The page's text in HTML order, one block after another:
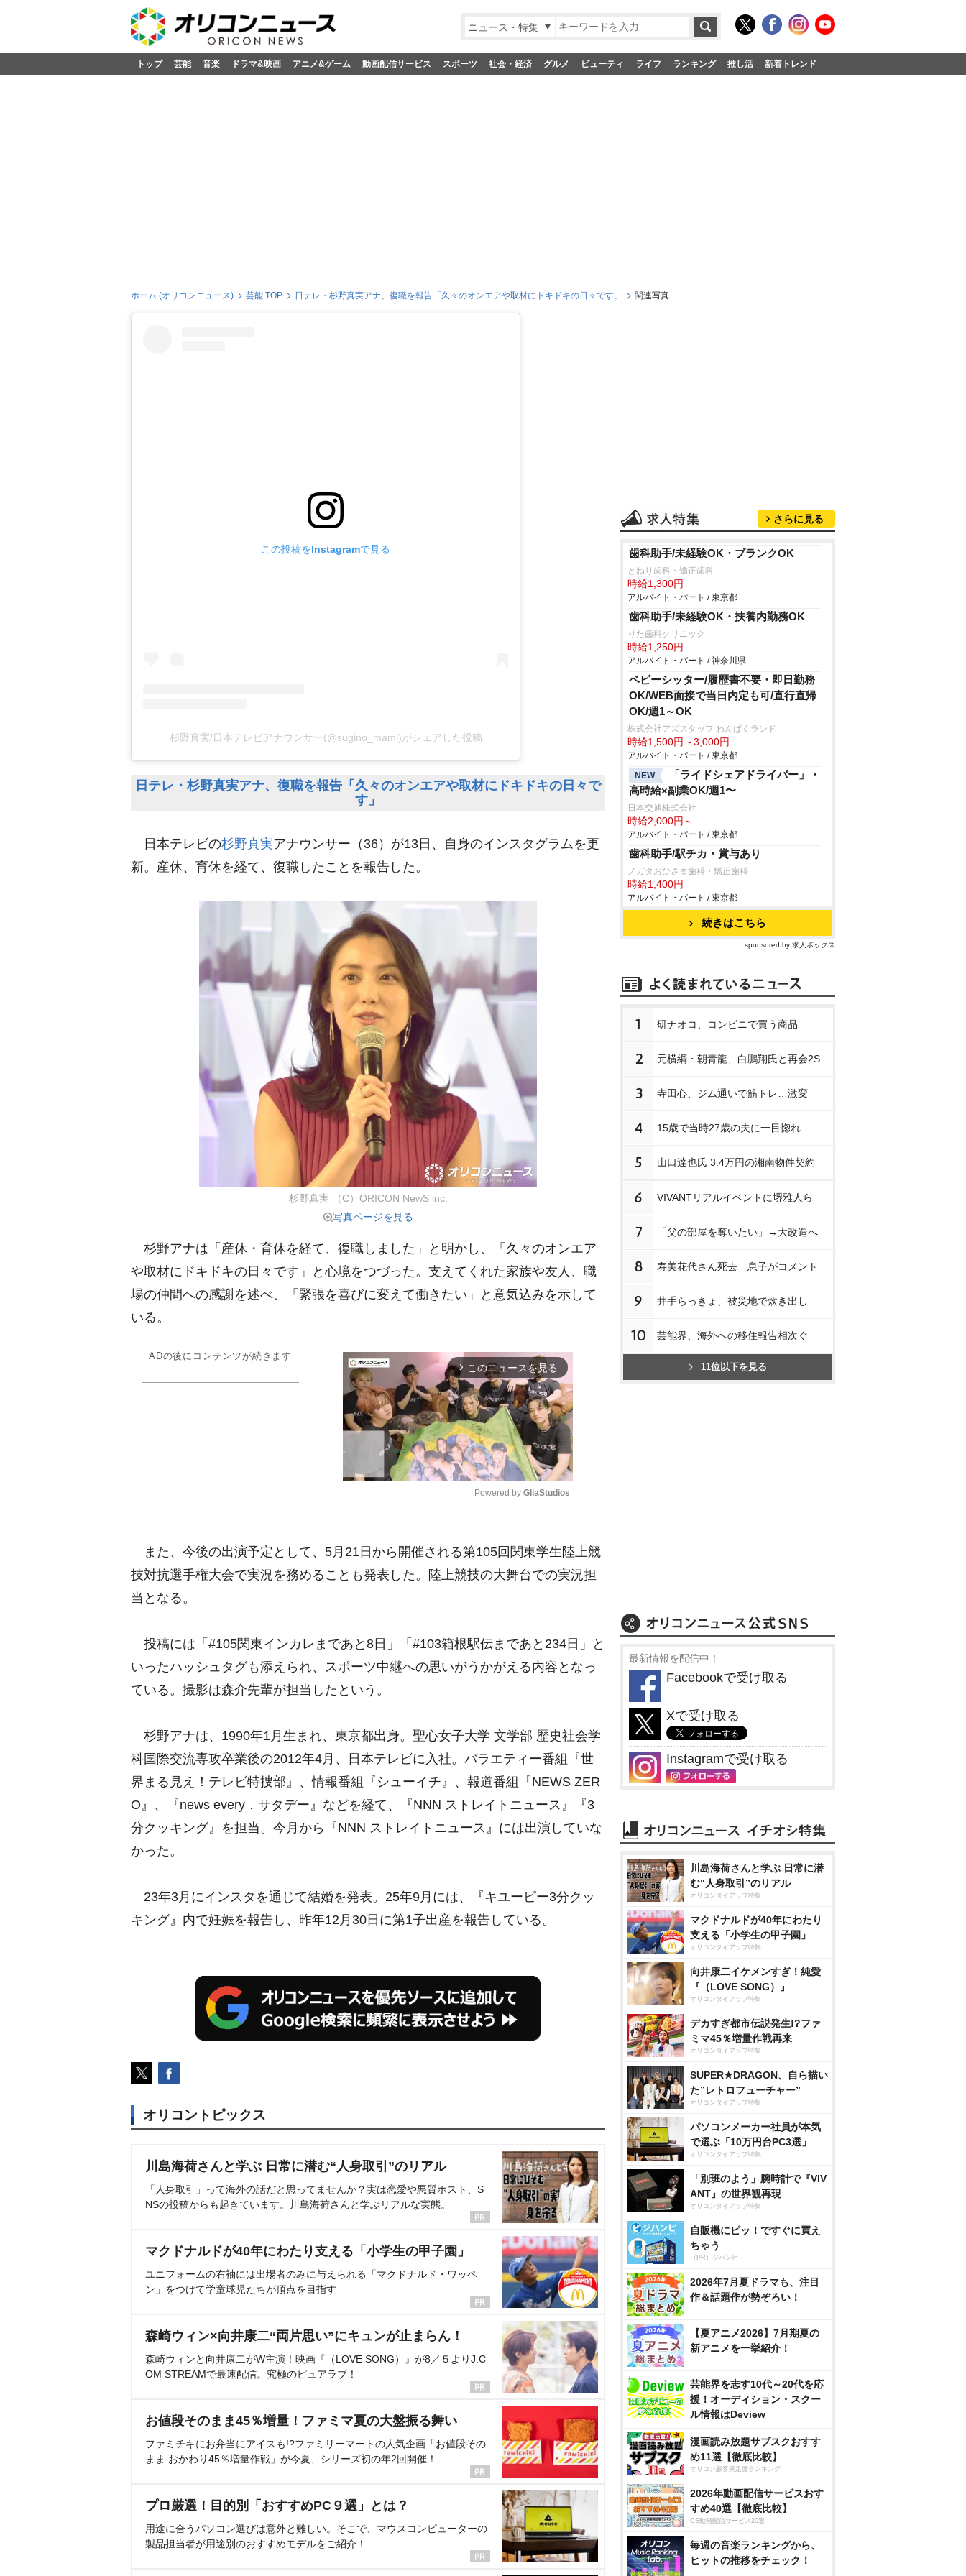
ニュース・特集
トップ 芸能 音楽 ドラマ&映画 アニメ&ゲーム 動画配信サービス スポーツ 社会・経済 グルメ ビューティ ライフ ランキング 推し活 新着トレンド
ホーム (オリコンニュース) 芸能 TOP 日テレ・杉野真実アナ、復職を報告「久々のオンエアや取材にドキドキの日々です」 関連写真
この投稿をInstagramで見る
杉野真実/日本テレビアナウンサー(@sugino_mami)がシェアした投稿
日テレ・杉野真実アナ、復職を報告「久々のオンエアや取材にドキドキの日々で
す」
日本テレビの杉野真実アナウンサー（36）が13日、自身のインスタグラムを更
新。産休、育休を経て、復職したことを報告した。
杉野真実 （C）ORICON NewS inc.
写真ページを見る
杉野アナは「産休・育休を経て、復職しました」と明かし、「久々のオンエア
取材にドキドキの日々です」と心境をつづった。支えてくれた家族や友人、職
場の仲間への感謝を述べ、「緊張を喜びに変えて働きたい」と意気込みを示して
いる。
ADの後にコンテンツが続きます
arrow_forward_ios このニュースを見る
u
t
Powered by GliaStudios
また、今後の出演予定として、5月21日から開催される第105回関東学生陸上競
技対抗選手権大会で実況を務めることも発表した。陸上競技の大舞台での実況担
当となる。
投稿には「#105関東インカレまであと8日」「#103箱根駅伝まであと234日」と
いったハッシュタグも添えられ、スポーツ中継への思いがうかがえる内容となっ
ている。撮影は森介先輩が担当したという。
杉野アナは、1990年1月生まれ、東京都出身。聖心女子大学 文学部 歴史社会学
科国際交流専攻卒業後の2012年4月、日本テレビに入社。バラエティー番組『世
界まる見え！テレビ特捜部』、情報番組『シューイチ』、報道番組『NEWS ZER
O』、『news every．サタデー』などを経て、『NNN ストレイトニュース』『3
分クッキング』を担当。今月から『NNN ストレイトニュース』には出演していな
かった。
23年3月にインスタを通じて結婚を発表。25年9月には、『キユーピー3分クッ
キング』内で妊娠を報告し、昨年12月30日に第1子出産を報告している。
オリコントピックス
川島海荷さんと学ぶ 日常に潜む“人身取引”のリアル
「人身取引」って海外の話だと思ってませんか？実は恋愛や悪質ホスト、S
NSの投稿からも起きています。川島海荷さんと学ぶリアルな実態。
マクドナルドが40年にわたり支える「小学生の甲子園」
ユニフォームの右袖には出場者のみに与えられる「マクドナルド・ワッペ
ン」をつけて学童球児たちが頂点を目指す
森崎ウィン×向井康二“両片思い”にキュンが止まらん！
森崎ウィンと向井康二がW主演！映画『（LOVE SONG）』が8／５よりJ:C
OM STREAMで最速配信。究極のピュアラブ！
お値段そのまま45％増量！ファミマ夏の大盤振る舞い
ファミチキにお弁当にアイスも!?ファミリーマートの人気企画「お値段その
まま おかわり45％増量作戦」が今夏、シリーズ初の年2回開催！
プロ厳選！目的別「おすすめPC９選」とは？
用途に合うパソコン選びは意外と難しい。そこで、マウスコンピューターの
製品担当者が用途別のおすすめモデルをご紹介！
さらに見る
歯科助手/未経験OK・ブランクOK
とねり歯科・矯正歯科
時給1,300円
アルバイト・パート / 東京都
歯科助手/未経験OK・扶養内勤務OK
りた歯科クリニック
時給1,250円
アルバイト・パート / 神奈川県
ベビーシッター/履歴書不要・即日勤務
OK/WEB面接で当日内定も可/直行直帰
OK/週1～OK
株式会社アズスタッフ わんぱくランド
時給1,500円～3,000円
アルバイト・パート / 東京都
NEW
「ライドシェアドライバー」・
高時給×副業OK/週1〜
日本交通株式会社
時給2,000円～
アルバイト・パート / 東京都
歯科助手/駅チカ・賞与あり
ノガタおひさま歯科・矯正歯科
時給1,400円
アルバイト・パート / 東京都
続きはこちら
sponsored by 求人ボックス
1 研ナオコ、コンビニで買う商品
2 元横綱・朝青龍、白鵬翔氏と再会2S
3 寺田心、ジム通いで筋トレ…激変
4 15歳で当時27歳の夫に一目惚れ
5 山口達也氏 3.4万円の湘南物件契約
6 VIVANTリアルイベントに堺雅人ら
7 「父の部屋を奪いたい」→大改造へ
8 寿美花代さん死去 息子がコメント
9 井手らっきょ、被災地で炊き出し
10 芸能界、海外への移住報告相次ぐ
11位以下を見る
最新情報を配信中！
Facebookで受け取る
Xで受け取る
Instagramで受け取る
川島海荷さんと学ぶ 日常に潜
む“人身取引”のリアル
オリコンタイアップ特集
マクドナルドが40年にわたり
支える「小学生の甲子園」
オリコンタイアップ特集
向井康二イケメンすぎ！純愛
『（LOVE SONG）』
オリコンタイアップ特集
デカすぎ都市伝説発生!?ファ
ミマ45％増量作戦再来
オリコンタイアップ特集
SUPER★DRAGON、自ら描い
た”レトロフューチャー”
オリコンタイアップ特集
パソコンメーカー社員が本気
で選ぶ「10万円台PC3選」
オリコンタイアップ特集
「別班のよう」腕時計で『VIV
ANT』の世界観再現
オリコンタイアップ特集
自販機にピッ！ですぐに買え
ちゃう
（PR）ジハンピ
2026年7月夏ドラマも、注目
作＆話題作が勢ぞろい！
【夏アニメ2026】7月期夏の
新アニメを一挙紹介！
芸能界を志す10代～20代を応
援！オーディション・スクー
ル情報はDeview
漫画読み放題サブスクおすす
め11選【徹底比較】
オリコン顧客満足度ランキング
2026年動画配信サービスおす
すめ40選【徹底比較】
CS動画配信サービス20選
毎週の音楽ランキングから、
ヒットの推移をチェック！